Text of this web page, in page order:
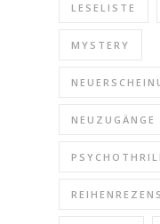
LESELISTE
MYSTERY
NEUZUGÄNGE